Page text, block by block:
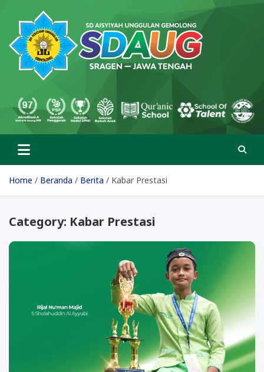
content
SD Aisyiyah Unggulan
Gemolong
Home Beranda Berita Kabar Prestasi
Category: Kabar Prestasi